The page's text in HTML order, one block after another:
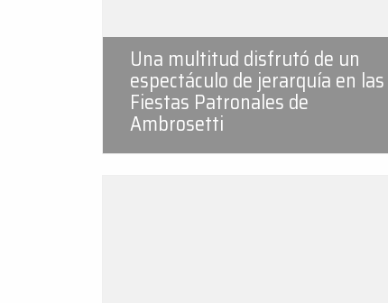
Una multitud disfrutó de un
espectáculo de jerarquía en las
Fiestas Patronales de
Ambrosetti